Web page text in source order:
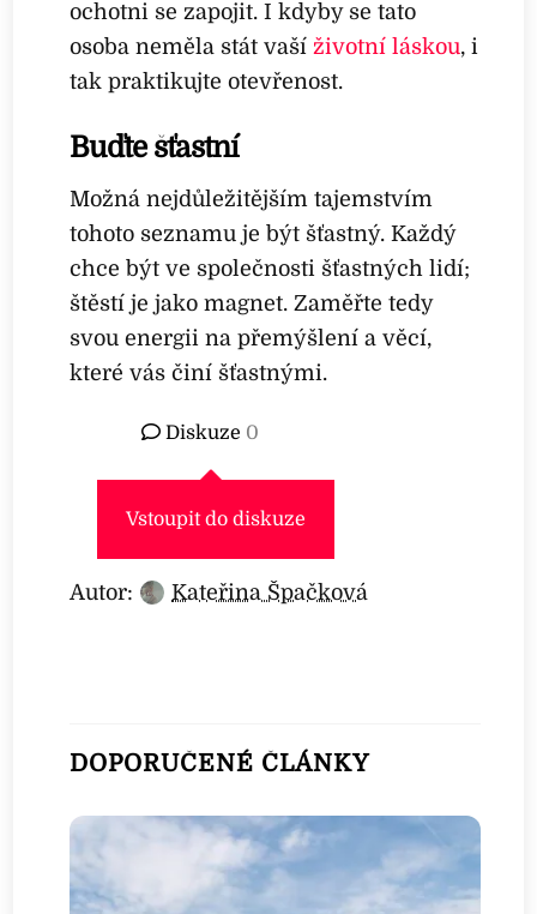
ochotni se zapojit. I kdyby se tato
osoba neměla stát vaší životní láskou, i
tak praktikujte otevřenost.
Buďte šťastní
Možná nejdůležitějším tajemstvím
tohoto seznamu je být šťastný. Každý
chce být ve společnosti šťastných lidí;
štěstí je jako magnet. Zaměřte tedy
svou energii na přemýšlení a věcí,
které vás činí šťastnými.
Diskuze 0
Vstoupit do diskuze
Autor: Kateřina Špačková
DOPORUČENÉ ČLÁNKY